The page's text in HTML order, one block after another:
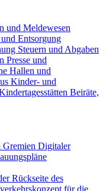
und Meldewesen
Entsorgung
Steuern und Abgaben
Presse und
Hallen und
Kinder- und
Beiräte,
Gremien Digitaler
Rückseite des
für die